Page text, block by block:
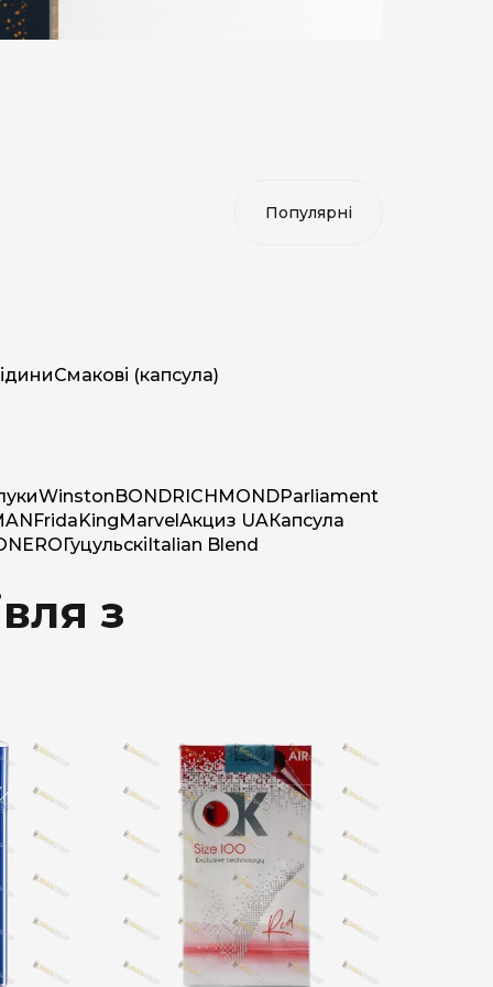
Смакові (капсула)
WinstonBONDRICHMONDParliament
FridaKingMarvelАкциз UAКапсула
NEROГуцульскіItalian Blend
з